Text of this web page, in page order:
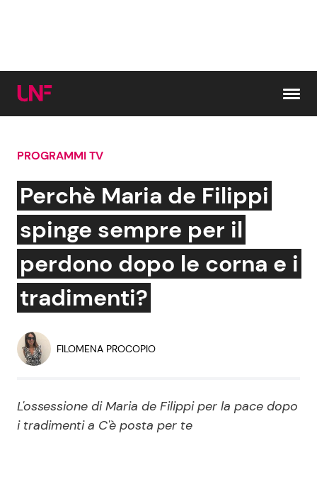
Cerca:
News e Cronaca
Attualità Italiana
Dal Mondo
Economia
Persone Scomparse
Politica
Gossip e TV
Bellezze VIP
Reality e Talent
PROGRAMMI TV
Perchè Maria de Filippi
spinge sempre per il
perdono dopo le corna e i
tradimenti?
FILOMENA PROCOPIO
L'ossessione di Maria de Filippi per la pace dopo
i tradimenti a C'è posta per te